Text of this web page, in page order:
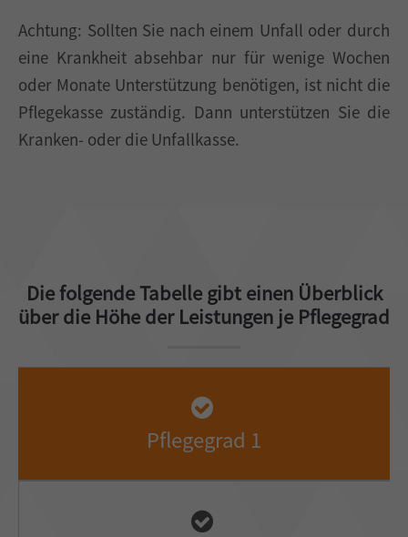
Achtung: Sollten Sie nach einem Unfall oder durch
eine Krankheit absehbar nur für wenige Wochen
oder Monate Unterstützung benötigen, ist nicht die
Pflegekasse zuständig. Dann unterstützen Sie die
Kranken- oder die Unfallkasse.
Die folgende Tabelle gibt einen Überblick
über die Höhe der Leistungen je Pflegegrad
Pflegegrad 1